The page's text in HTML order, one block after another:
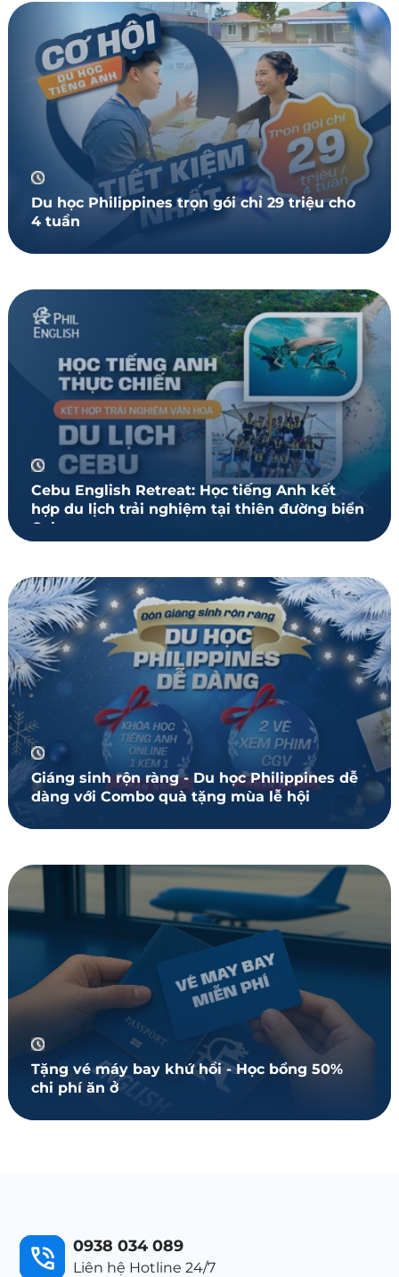
Du học Philippines trọn gói chỉ 29 triệu cho
4 tuần
Cebu English Retreat: Học tiếng Anh kết
hợp du lịch trải nghiệm tại thiên đường biển
Cebu
Giáng sinh rộn ràng - Du học Philippines dễ
dàng với Combo quà tặng mùa lễ hội
Tặng vé máy bay khứ hồi - Học bổng 50%
chi phí ăn ở
0938 034 089
Liên hệ Hotline 24/7